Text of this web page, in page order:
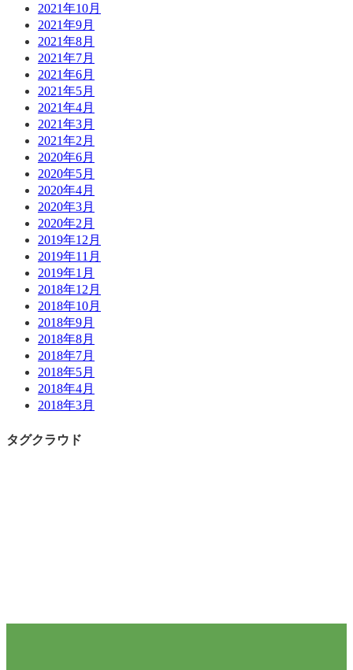
2021年10月
2021年9月
2021年8月
2021年7月
2021年6月
2021年5月
2021年4月
2021年3月
2021年2月
2020年6月
2020年5月
2020年4月
2020年3月
2020年2月
2019年12月
2019年11月
2019年1月
2018年12月
2018年10月
2018年9月
2018年8月
2018年7月
2018年5月
2018年4月
2018年3月
タグクラウド